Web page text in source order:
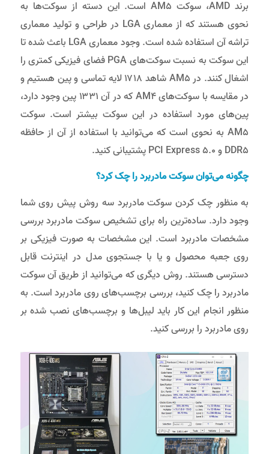
برند AMD، سوکت AM5 است. این دسته از سوکت‌ها به
نحوی هستند که از معماری LGA در طراحی و تولید معماری
تراشه آن استفاده شده است. وجود معماری LGA باعث شده تا
این سوکت به نسبت سوکت‌های PGA فضای فیزیکی کمتری را
اشغال کنند. در AM5 شاهد ۱۷۱۸ لایه تماسی و پین هستیم و
در مقایسه با سوکت‌های AM4 که در آن ۱۳۳۱ پین وجود دارد،
پین‌های مورد استفاده در این سوکت بیشتر است. سوکت
AM5 به نحوی است که می‌توانید با استفاده از آن از حافظه
DDR5 و PCI Express 5.0 پشتیبانی کنید.
چگونه می‌توان سوکت مادربرد را چک کرد؟
به منظور چک کردن سوکت مادربرد سه روش پیش روی شما
وجود دارد. ساده‌ترین راه برای تشخیص سوکت مادربرد بررسی
مشخصات مادربرد است. این مشخصات به صورت فیزیکی بر
روی جعبه محصول و یا با جستجوی مدل در اینترنت قابل
دسترسی هستند. روش دیگری که می‌توانید از طریق آن سوکت
مادربرد را چک کنید، بررسی برچسب‌های روی مادربرد است. به
منظور انجام این کار باید لیبل‌ها و برچسب‌های نصب شده بر
روی مادربرد را بررسی کنید.